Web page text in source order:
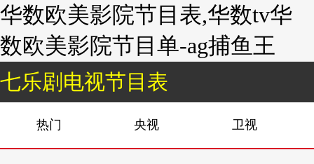
华数欧美影院节目表,华数tv华
数欧美影院节目单-ag捕鱼王
七乐剧电视节目表
热门 央视 卫视